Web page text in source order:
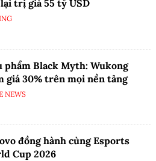
trị giá 55 tỷ USD
phẩm Black Myth: Wukong
giá 30% trên mọi nền tảng
NEWS
đồng hành cùng Esports
Cup 2026